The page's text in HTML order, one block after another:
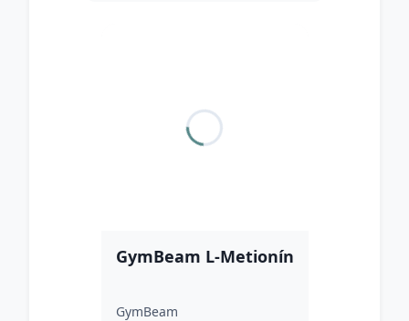
GymBeam L-Metionín
GymBeam